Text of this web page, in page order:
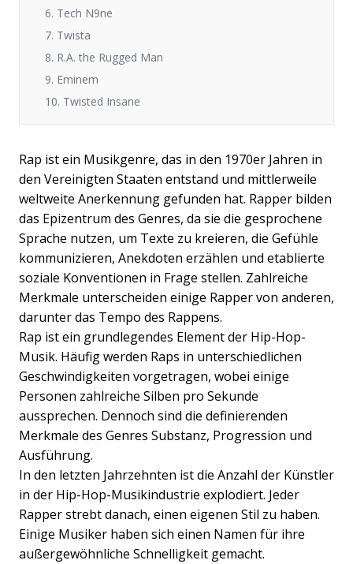
6. Tech N9ne
7. Twista
8. R.A. the Rugged Man
9. Eminem
10. Twisted Insane
Rap ist ein Musikgenre, das in den 1970er Jahren in
den Vereinigten Staaten entstand und mittlerweile
weltweite Anerkennung gefunden hat. Rapper bilden
das Epizentrum des Genres, da sie die gesprochene
Sprache nutzen, um Texte zu kreieren, die Gefühle
kommunizieren, Anekdoten erzählen und etablierte
soziale Konventionen in Frage stellen. Zahlreiche
Merkmale unterscheiden einige Rapper von anderen,
darunter das Tempo des Rappens.
Rap ist ein grundlegendes Element der Hip-Hop-
Musik. Häufig werden Raps in unterschiedlichen
Geschwindigkeiten vorgetragen, wobei einige
Personen zahlreiche Silben pro Sekunde
aussprechen. Dennoch sind die definierenden
Merkmale des Genres Substanz, Progression und
Ausführung.
In den letzten Jahrzehnten ist die Anzahl der Künstler
in der Hip-Hop-Musikindustrie explodiert. Jeder
Rapper strebt danach, einen eigenen Stil zu haben.
Einige Musiker haben sich einen Namen für ihre
außergewöhnliche Schnelligkeit gemacht.